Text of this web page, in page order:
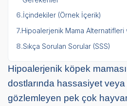
6.İçindekiler (Örnek İçerik)
7.Hipoalerjenik Mama
8.Sıkça Sorulan Sorular (SSS)
Hipoalerjenik köpek
dostlarında hassasiyet veya
gözlemleyen pek çok